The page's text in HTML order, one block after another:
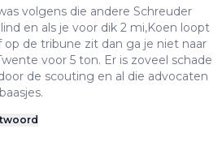
volgens die andere Schreuder
en als je voor dik 2 mi,Koen loopt
op de tribune zit dan ga je niet naar
voor 5 ton. Er is zoveel schade
de scouting en al die advocaten